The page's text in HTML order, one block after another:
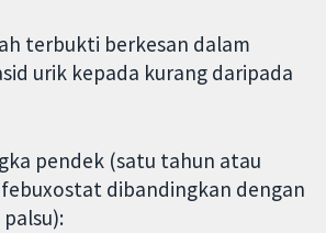
terbukti berkesan dalam
urik kepada kurang daripada
pendek (satu tahun atau
dibandingkan dengan